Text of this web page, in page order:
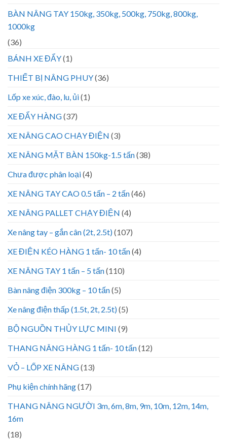
BÀN NÂNG TAY 150kg, 350kg, 500kg, 750kg, 800kg,
1000kg
(36)
BÁNH XE ĐẨY(1)
THIẾT BỊ NÂNG PHUY(36)
Lốp xe xúc, đào, lu, ủi(1)
XE ĐẨY HÀNG(37)
XE NÂNG CAO CHẠY ĐIỆN (3)
XE NÂNG MẶT BÀN 150kg-1.5 tấn(38)
Chưa được phân loại(4)
XE NÂNG TAY CAO 0.5 tấn – 2 tấn(46)
XE NÂNG PALLET CHẠY ĐIỆN (4)
Xe nâng tay – gắn cân (2t, 2.5t)(107)
XE ĐIỆN KÉO HÀNG 1 tấn- 10 tấn(4)
XE NÂNG TAY 1 tấn – 5 tấn(110)
Bàn nâng điện 300kg – 10 tấn(5)
Xe nâng điện thấp (1.5t, 2t, 2.5t)(5)
BỘ NGUỒN THỦY LỰC MINI (9)
THANG NÂNG HÀNG 1 tấn- 10 tấn(12)
VỎ – LỐP XE NÂNG(13)
Phụ kiện chính hãng(17)
THANG NÂNG NGƯỜI 3m, 6m, 8m, 9m, 10m, 12m, 14m,
16m
(18)